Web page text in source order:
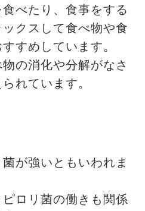
べたり、食事をする
クスして食べ物や食
すめしています。
の消化や分解がなさ
れています。
が強いともいわれま
ロリ菌の働きも関係